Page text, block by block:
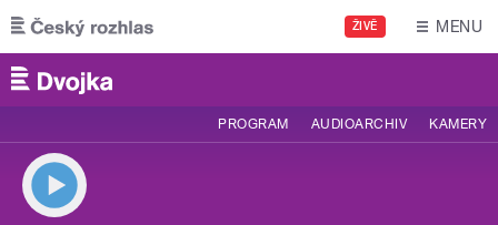
Přejít k hlavnímu obsahu
ŽIVĚ MENU
PROGRAM AUDIOARCHIV KAMERY